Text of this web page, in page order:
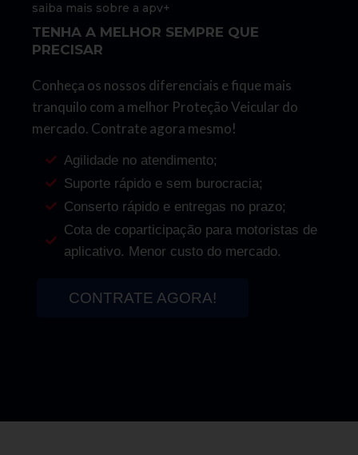
saiba mais sobre a apv+
TENHA A MELHOR SEMPRE QUE
PRECISAR
Conheça os nossos diferenciais e fique mais
tranquilo com a melhor Proteção Veicular do
mercado. Contrate agora mesmo!
Agilidade no atendimento;
Suporte rápido e sem burocracia;
Conserto rápido e entregas no prazo;
Cota de coparticipação para motoristas de
aplicativo. Menor custo do mercado.
CONTRATE AGORA!